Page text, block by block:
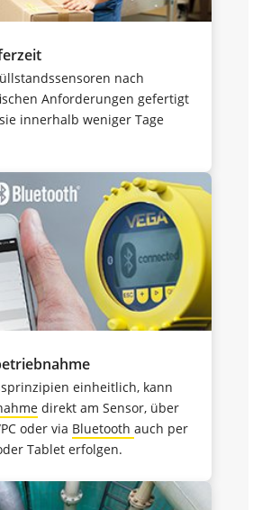
nach
Anforderungen gefertigt
innerhalb weniger Tage
einheitlich, kann
direkt am Sensor, über
oder via Bluetooth auch per
Tablet erfolgen.